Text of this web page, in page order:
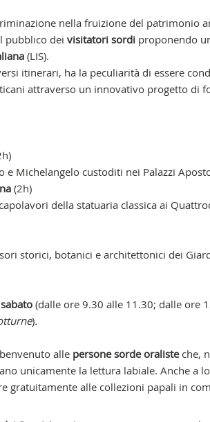
nella fruizione del patrimonio
pubblico dei visitatori sordiproponendo
(LIS).
itinerari, ha la peculiarità di essere
attraverso un innovativo progetto di
e Michelangelo custoditi nei Palazzi
(2h)
della statuaria classica ai
storici, botanici e architettonici dei
sabato (dalle ore 9.30 alle 11.30; dalle ore
).
alle persone sorde oralisteche,
unicamente la lettura labiale. Anche a
gratuitamente alle collezioni papali in